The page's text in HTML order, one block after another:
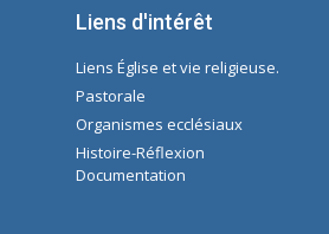
Liens d'intérêt
Liens Église et vie religieuse.
Pastorale
Organismes ecclésiaux
Histoire-Réflexion
Documentation